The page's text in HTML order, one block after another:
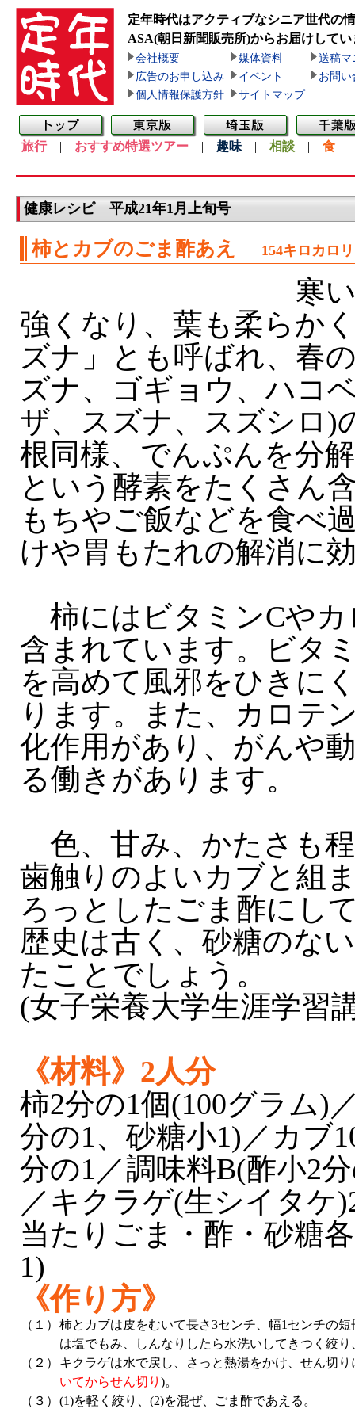
定年時代はアクティブなシニア世代の
ASA(朝日新聞販売所)からお届けしてい
会社概要 媒体資料
送稿マ
広告のお申し込み
イベント
お問い
個人情報保護方針
サイトマップ
旅行| おすすめ特選ツアー | 趣味 | 相談 | 食
健康レシピ 平成21年1月上旬号
柿とカブのごま酢あえ 154キロカロ
寒い
強くなり、葉も柔らか
ズナ」とも呼ばれ、春
ズナ、ゴギョウ、ハコ
ザ、スズナ、スズシロ)
根同様、でんぷんを分
という酵素をたくさん
もちやご飯などを食べ
けや胃もたれの解消に
柿にはビタミンCやカ
含まれています。ビタ
を高めて風邪をひきに
ります。また、カロテ
化作用があり、がんや
る働きがあります。
色、甘み、かたさも
歯触りのよいカブと組
ろっとしたごま酢にし
歴史は古く、砂糖のな
たことでしょう。
(女子栄養大学生涯学
《材料》2人分
柿2分の1個(100グラム)
分の1、砂糖小1)／カブ
分の1／調味料B(酢小2
／キクラゲ(生シイタケ
当たりごま・酢・砂糖
1)
《作り方》
（１） 柿とカブは皮をむいて長さ3センチ、幅1センチの
は塩でもみ、しんなりしたら水洗いしてきつく絞
（２）
キクラゲは水で戻し、さっと熱湯をかけ、せん切り
いてからせん切り )。
（３） (1)を軽く絞り、(2)を混ぜ、ごま酢であえる。